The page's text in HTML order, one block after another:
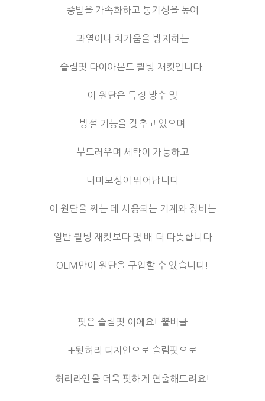
증발을 가속화하고 통기성을 높여
과열이나 차가움을 방지하는
슬림핏 다이아몬드 퀼팅 재킷입니다.
이 원단은 특정 방수 및
방설 기능을 갖추고 있으며
부드러우며 세탁이 가능하고
내마모성이 뛰어납니다
이 원단을 짜는 데 사용되는 기계와 장비는
일반 퀼팅 재킷보다 몇 배 더 따뜻합니다
OEM만이 원단을 구입할 수 있습니다!
핏은 슬림핏 이에요! 뿔버클
➕뒷허리 디자인으로 슬림핏으로
허리라인을 더욱 핏하게 연출해드려요!